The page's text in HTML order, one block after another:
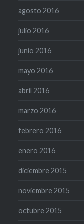
agosto 2016
julio 2016
junio 2016
mayo 2016
abril 2016
marzo 2016
febrero 2016
enero 2016
diciembre 2015
noviembre 2015
octubre 2015